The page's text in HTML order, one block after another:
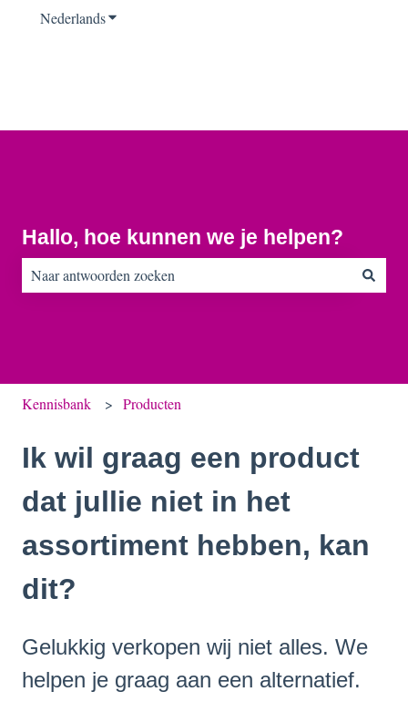
NederlandsSubmenu tonen voor vertalingen
Hallo, hoe kunnen we je helpen?
Kennisbank Producten
Ik wil graag een product
dat jullie niet in het
assortiment hebben, kan
dit?
Gelukkig verkopen wij niet alles. We
helpen je graag aan een alternatief.